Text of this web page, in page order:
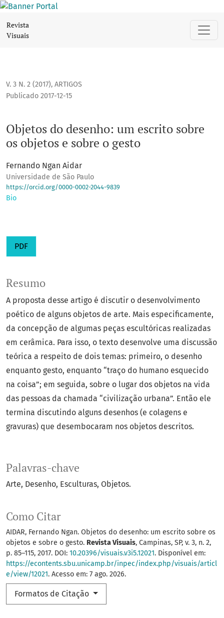
Revista
Visuais
V. 3 N. 2 (2017), ARTIGOS
Objetos do desenho: um escrito sobre
os objetos e sobre o gesto
Publicado 2017-12-15
Fernando Ngan Aidar
Universidade de São Paulo
https://orcid.org/0000-0002-2044-9839
Bio
PDF
Palavras-chave
Arte Desenho Esculturas Objetos.
Como Citar
AIDAR, Fernando Ngan. Objetos do desenho: um escrito sobre os
objetos e sobre o gesto. Revista Visuais, Campinas, SP, v. 3, n. 2,
p. 85–115, 2017. DOI: 10.20396/visuais.v3i5.12021. Disponível em:
https://econtents.sbu.unicamp.br/inpec/index.php/visuais/articl
e/view/12021. Acesso em: 7 ago. 2026.
Formatos de Citação
Resumo
A proposta desse artigo é discutir o desenvolvimento
poético de alguns objetos de arte. Mais especificamente,
da concepção de algumas peças escultóricas realizadas
em cerâmica. Para isso, o texto desenvolve uma discussão
teórica a respeito de dois temas: primeiro, o desenho
enquanto gesto, enquanto “traço do humano esquecido
na coisa”; em seguida, sobre o lugar dos objetos na vida
das pessoas da chamada “civilização urbana”. Então ele
termina discutindo alguns desenhos (e colagens e
gravuras) que desembocaram nos objetos descritos.